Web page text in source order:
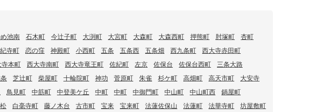
池南 石木町 今辻子町 大渕町 大宮町 大森町 大森西町 押熊町 肘塚町
杏町
紀寺町 恋の窪 神殿町 小西町 五条 五条西 五条畑 西九条町
西大寺赤田町
本町 西大寺南町 西大寺竜王町 佐紀町 左京 佐保台 佐保台西町
三条大路
芝辻町 柴屋町 十輪院町 神功 菅原町 朱雀 杉ケ町 高畑町 高天市町
大安寺
鳥見町 中筋町 中登美ケ丘 中町 中町 中御門町 中山町 中山町西
鍋屋町
白毫寺町 藤ノ木台 古市町 宝来 宝来町 法蓮佐保山 法蓮町 法華寺町
坊屋敷町